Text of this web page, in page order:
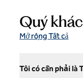
Quý
Mở rộng Tất cả
Tôi có cần phải là